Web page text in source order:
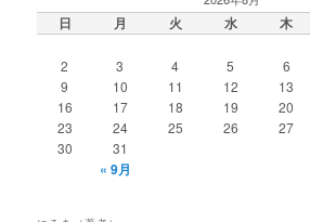
日 月 火 水 木
2
3 4 5 6
9
10 11 12 13
16
17 18 19 20
23
24 25 26 27
30
31
« 9月